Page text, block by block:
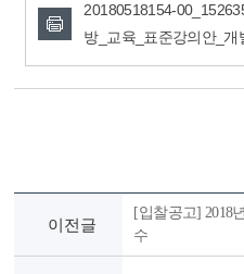
20180518154-
방_교육_표준강의안_개
이전글
[입찰공고] 2018
수